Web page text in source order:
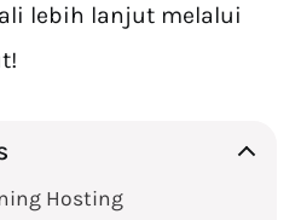
lebih lanjut melalui
Hosting